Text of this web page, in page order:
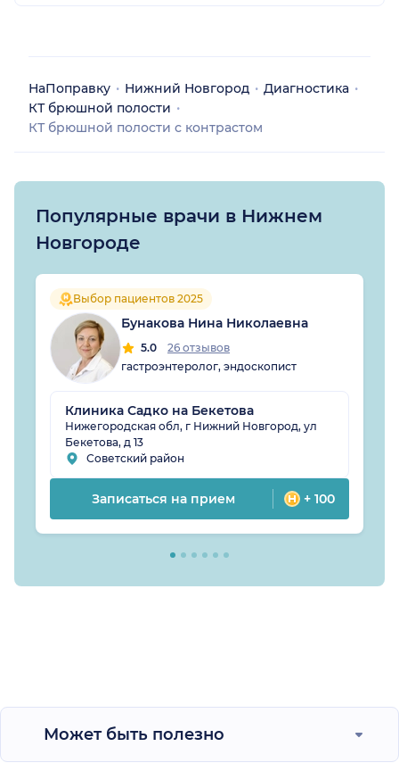
НаПоправку Нижний Новгород
Диагностика
КТ брюшной полости
КТ брюшной полости с контрастом
Популярные врачи в Нижнем
Новгороде
Выбор пациентов 2025
Бунакова Нина Николаевна
5.0
26 отзывов
гастроэнтеролог, эндоскопист
Клиника Садко на Бекетова
Нижегородская обл, г Нижний Новгород, ул
Бекетова, д 13
Советский район
Записаться на прием + 100
Может быть полезно